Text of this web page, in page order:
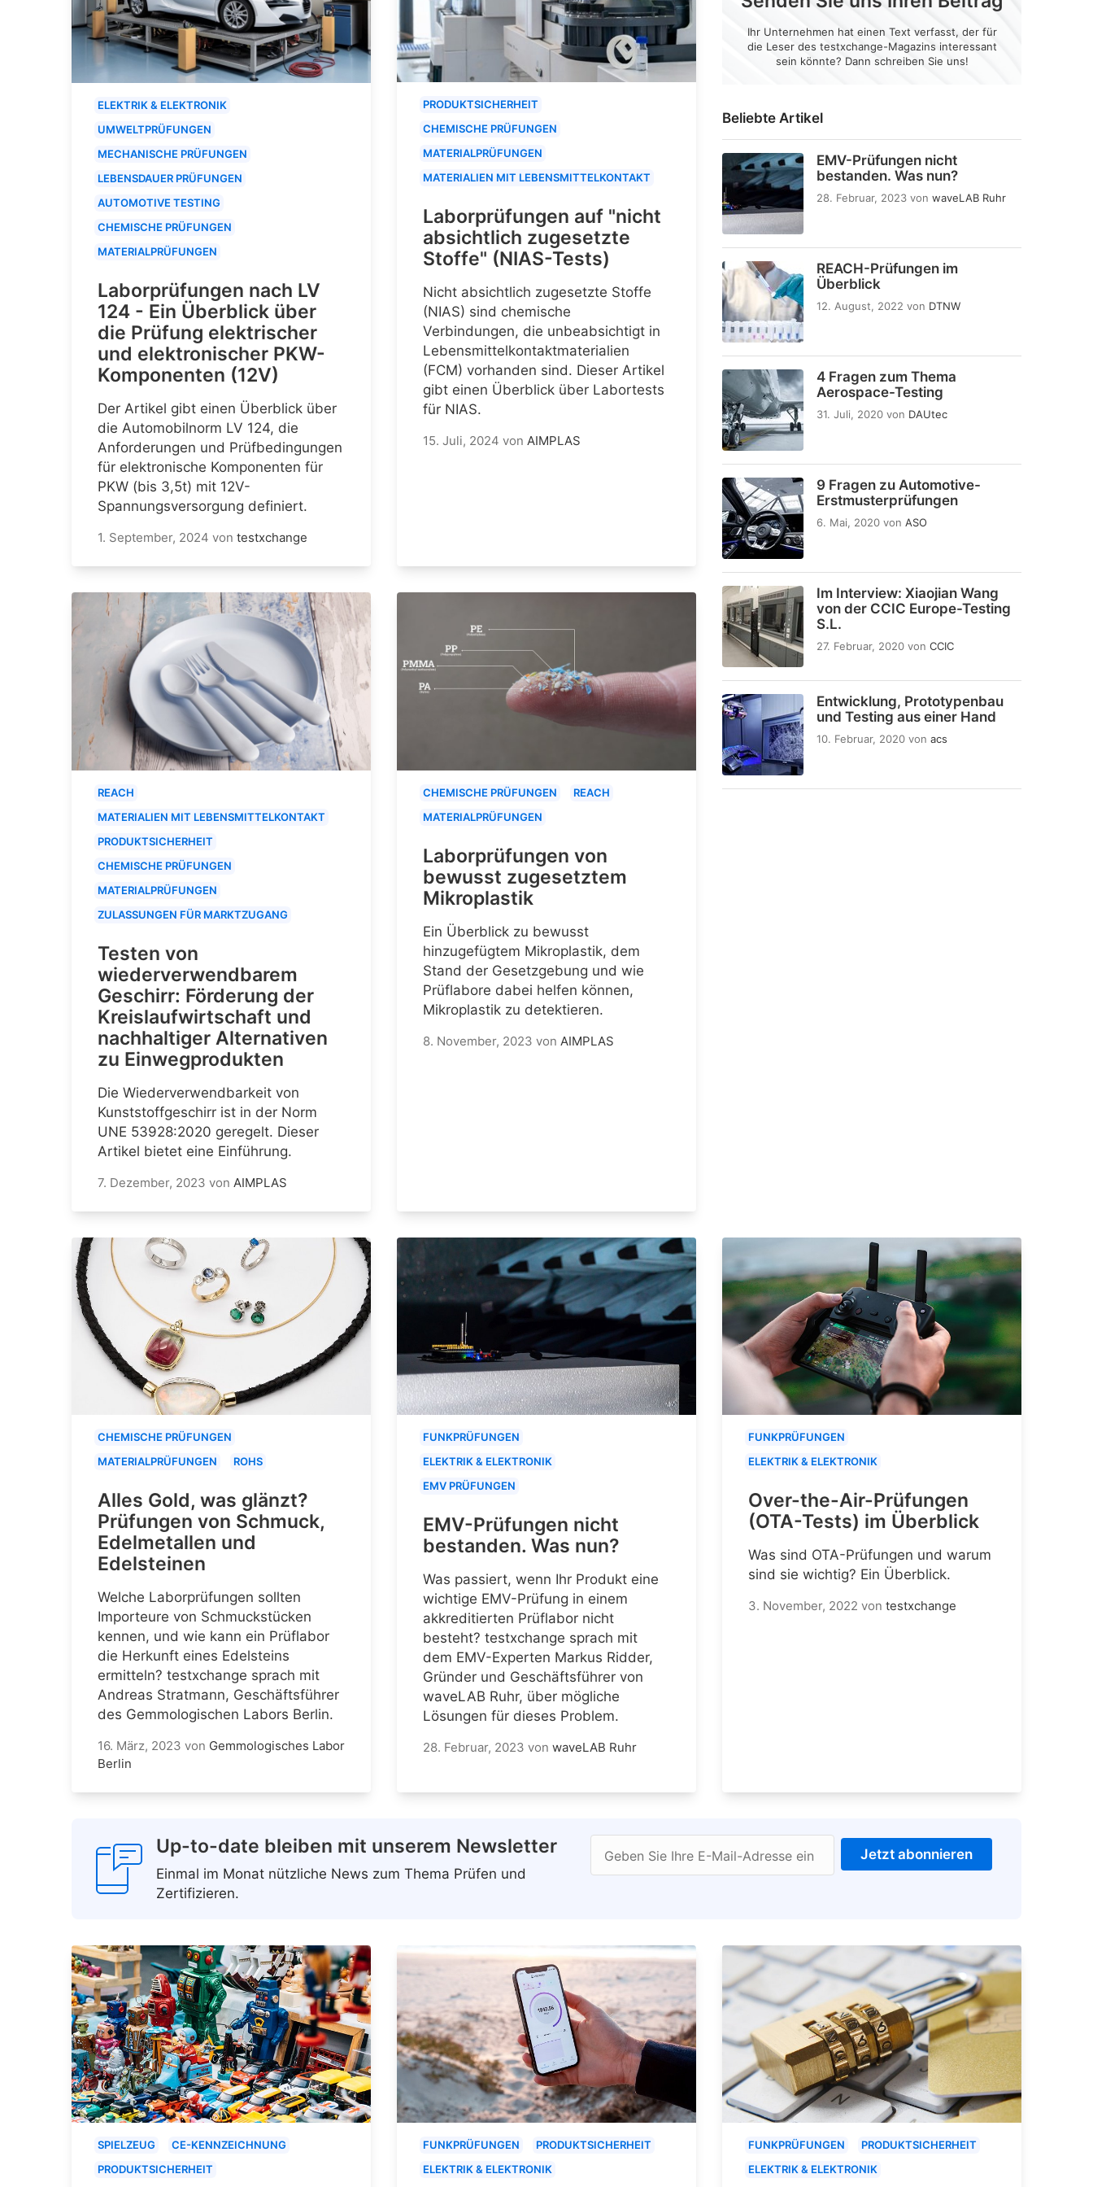
Beliebte Artikel
EMV-Prüfungen nicht
bestanden. Was nun?
28. Februar, 2023 von waveLAB Ruhr
REACH-Prüfungen im
Überblick
12. August, 2022 von DTNW
4 Fragen zum Thema
Aerospace-Testing
31. Juli, 2020 von DAUtec
9 Fragen zu Automotive-
Erstmusterprüfungen
6. Mai, 2020 von ASO
Im Interview: Xiaojian Wang
von der CCIC Europe-Testing
S.L.
27. Februar, 2020 von CCIC
Entwicklung, Prototypenbau
und Testing aus einer Hand
10. Februar, 2020 von acs
Ihr Unternehmen hat einen Text verfasst, der für
die Leser des testxchange-Magazins interessant
sein könnte? Dann schreiben Sie uns!
ELEKTRIK & ELEKTRONIK
UMWELTPRÜFUNGEN
MECHANISCHE PRÜFUNGEN
LEBENSDAUER PRÜFUNGEN
AUTOMOTIVE TESTING
CHEMISCHE PRÜFUNGEN
MATERIALPRÜFUNGEN
Laborprüfungen nach LV
124 - Ein Überblick über
die Prüfung elektrischer
und elektronischer PKW-
Komponenten (12V)
Der Artikel gibt einen Überblick über
die Automobilnorm LV 124, die
Anforderungen und Prüfbedingungen
für elektronische Komponenten für
PKW (bis 3,5t) mit 12V-
Spannungsversorgung definiert.
1. September, 2024 von testxchange
PRODUKTSICHERHEIT
CHEMISCHE PRÜFUNGEN
MATERIALPRÜFUNGEN
MATERIALIEN MIT LEBENSMITTELKONTAKT
Laborprüfungen auf "nicht
absichtlich zugesetzte
Stoffe" (NIAS-Tests)
Nicht absichtlich zugesetzte Stoffe
(NIAS) sind chemische
Verbindungen, die unbeabsichtigt in
Lebensmittelkontaktmaterialien
(FCM) vorhanden sind. Dieser Artikel
gibt einen Überblick über Labortests
für NIAS.
15. Juli, 2024 von AIMPLAS
REACH
MATERIALIEN MIT LEBENSMITTELKONTAKT
PRODUKTSICHERHEIT
CHEMISCHE PRÜFUNGEN
MATERIALPRÜFUNGEN
ZULASSUNGEN FÜR MARKTZUGANG
Testen von
wiederverwendbarem
Geschirr: Förderung der
Kreislaufwirtschaft und
nachhaltiger Alternativen
zu Einwegprodukten
Die Wiederverwendbarkeit von
Kunststoffgeschirr ist in der Norm
UNE 53928:2020 geregelt. Dieser
Artikel bietet eine Einführung.
7. Dezember, 2023 von AIMPLAS
CHEMISCHE PRÜFUNGEN
REACH
MATERIALPRÜFUNGEN
Laborprüfungen von
bewusst zugesetztem
Mikroplastik
Ein Überblick zu bewusst
hinzugefügtem Mikroplastik, dem
Stand der Gesetzgebung und wie
Prüflabore dabei helfen können,
Mikroplastik zu detektieren.
8. November, 2023 von AIMPLAS
CHEMISCHE PRÜFUNGEN
MATERIALPRÜFUNGEN
ROHS
Alles Gold, was glänzt?
Prüfungen von Schmuck,
Edelmetallen und
Edelsteinen
Welche Laborprüfungen sollten
Importeure von Schmuckstücken
kennen, und wie kann ein Prüflabor
die Herkunft eines Edelsteins
ermitteln? testxchange sprach mit
Andreas Stratmann, Geschäftsführer
des Gemmologischen Labors Berlin.
16. März, 2023 von Gemmologisches Labor
Berlin
FUNKPRÜFUNGEN
ELEKTRIK & ELEKTRONIK
EMV PRÜFUNGEN
EMV-Prüfungen nicht
bestanden. Was nun?
Was passiert, wenn Ihr Produkt eine
wichtige EMV-Prüfung in einem
akkreditierten Prüflabor nicht
besteht? testxchange sprach mit
dem EMV-Experten Markus Ridder,
Gründer und Geschäftsführer von
waveLAB Ruhr, über mögliche
Lösungen für dieses Problem.
28. Februar, 2023 von waveLAB Ruhr
FUNKPRÜFUNGEN
ELEKTRIK & ELEKTRONIK
Over-the-Air-Prüfungen
(OTA-Tests) im Überblick
Was sind OTA-Prüfungen und warum
sind sie wichtig? Ein Überblick.
3. November, 2022 von testxchange
Up-to-date bleiben mit unserem Newsletter
Einmal im Monat nützliche News zum Thema Prüfen und
Zertifizieren.
Geben Sie Ihre E-Mail-Adresse ein Jetzt abonnieren
SPIELZEUG
CE-KENNZEICHNUNG
PRODUKTSICHERHEIT
FUNKPRÜFUNGEN
PRODUKTSICHERHEIT
ELEKTRIK & ELEKTRONIK
FUNKPRÜFUNGEN
PRODUKTSICHERHEIT
ELEKTRIK & ELEKTRONIK